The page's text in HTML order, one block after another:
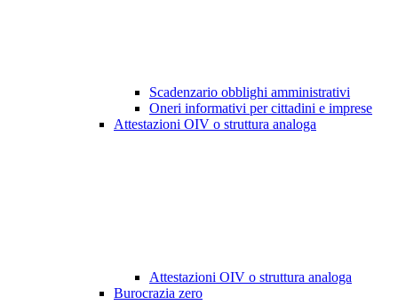
Scadenzario obblighi amministrativi
Oneri informativi per cittadini e imprese
Attestazioni OIV o struttura analoga
Attestazioni OIV o struttura analoga
Burocrazia zero